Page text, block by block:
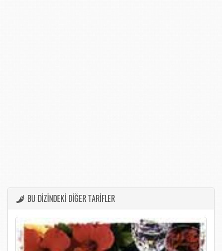
BU DİZİNDEKİ DİĞER TARİFLER